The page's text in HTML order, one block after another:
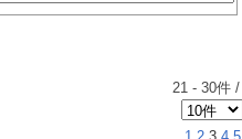
21 - 30件 /